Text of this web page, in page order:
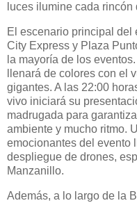
luces ilumine cada rincón
El escenario principal del
City Express y Plaza
la mayoría de los
llenará de colores con el
gigantes. A las 22:00
vivo iniciará su
madrugada para
ambiente y mucho ritmo.
emocionantes del evento
despliegue de drones,
Manzanillo.
Además, a lo largo de la